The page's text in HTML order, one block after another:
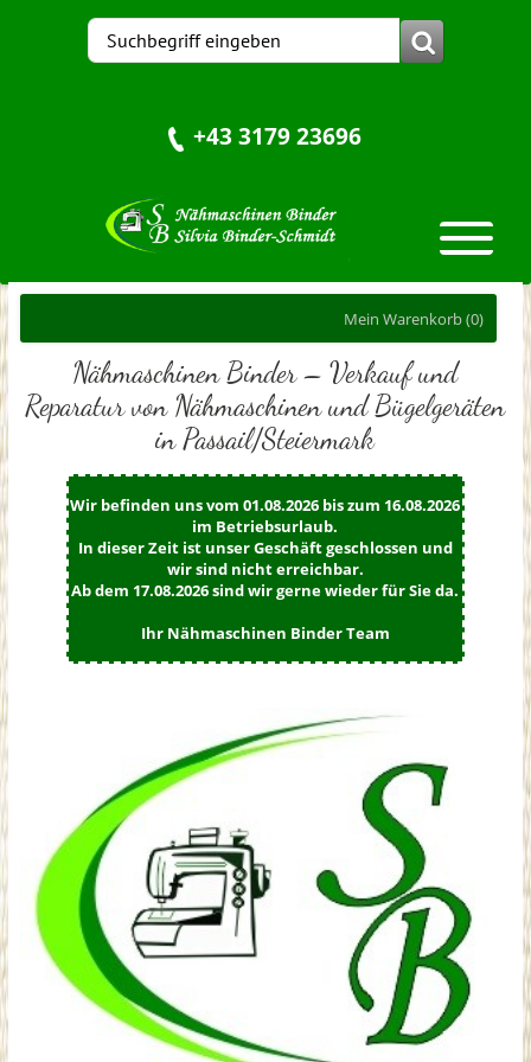
+43 3179 23696
Mein Warenkorb(0)
Nähmaschinen Binder – Verkauf und
Reparatur von Nähmaschinen und Bügelgeräten
in Passail/Steiermark
Wir befinden uns vom 01.08.2026 bis zum 16.08.2026
im Betriebsurlaub.
In dieser Zeit ist unser Geschäft geschlossen und
wir sind nicht erreichbar.
Ab dem 17.08.2026 sind wir gerne wieder für Sie da.
Ihr Nähmaschinen Binder Team